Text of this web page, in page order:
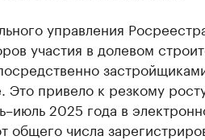
управления
участия в долевом
привело к резкому
2025 года в
общего числа